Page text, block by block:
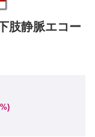
肢静脈エコー
%)